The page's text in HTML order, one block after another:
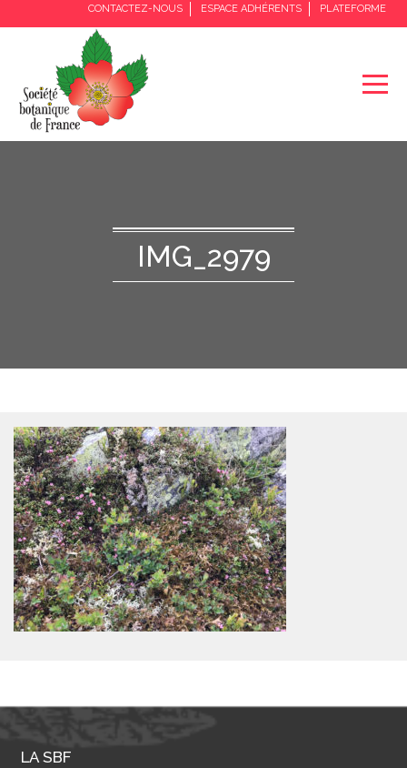
CONTACTEZ-NOUS ESPACE ADHÉRENTS PLATEFORME
IMG_2979
LA SBF